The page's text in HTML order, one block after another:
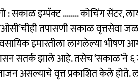
: सकाळ इम्पॅक्ट ........ कोचिंग सेंटर,
तपासणी सकाळ वृत्तसेवा
इमारतीला लागलेल्या भीषण
सतर्क झाले आहे. तसेच ‘सकाळ’ने ६
असल्याचे वृत्त प्रकाशित केले होते.